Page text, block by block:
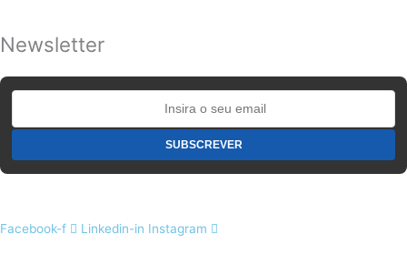
Newsletter
Facebook-f Linkedin-in Instagram